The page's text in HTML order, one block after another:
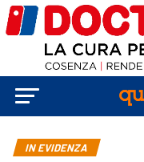
IN EVIDENZA